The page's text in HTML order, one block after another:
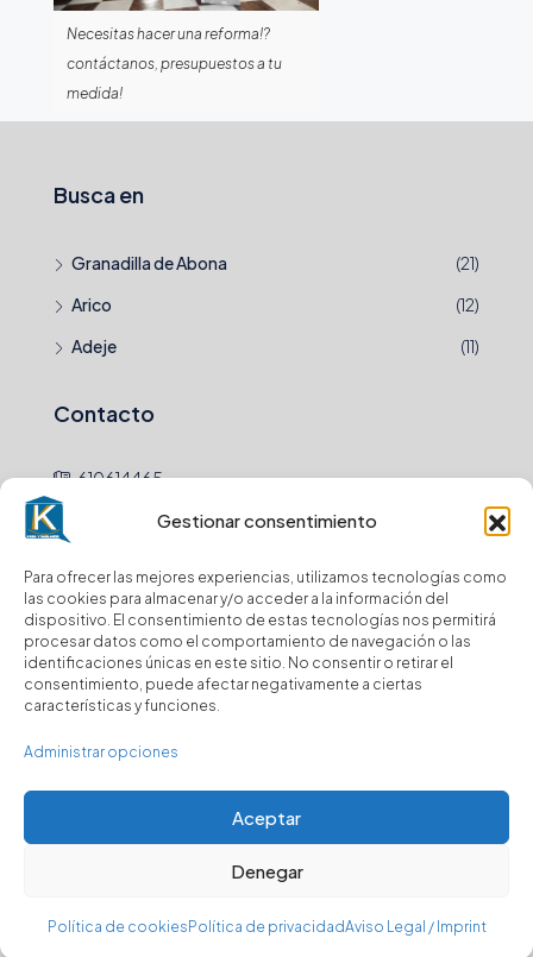
Gestionar consentimiento
Para ofrecer las mejores experiencias, utilizamos tecnologías como
las cookies para almacenar y/o acceder a la información del
dispositivo. El consentimiento de estas tecnologías nos permitirá
procesar datos como el comportamiento de navegación o las
identificaciones únicas en este sitio. No consentir o retirar el
consentimiento, puede afectar negativamente a ciertas
características y funciones.
Administrar opciones
Aceptar
Denegar
Política de cookies Política de privacidadAviso Legal / Imprint
Necesitas hacer una reforma!?
contáctanos, presupuestos a tu
medida!
Busca en
Granadilla de Abona
(21)
Arico
(12)
Adeje
(11)
Contacto
610614465
Newsletter
Envio
Suscríbase a nuestro boletín para recibir
actualizaciones.
© Kasa y Hablamos - Todos los derechos reservados